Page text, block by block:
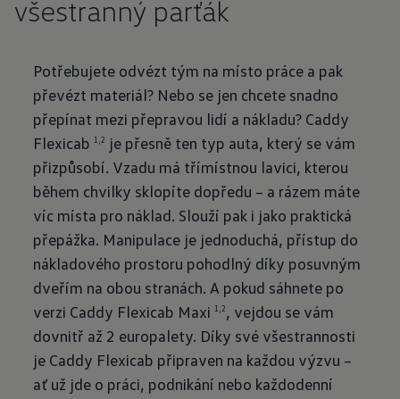
všestranný parťák
Potřebujete odvézt tým na místo práce a pak
převézt materiál? Nebo se jen chcete snadno
přepínat mezi přepravou lidí a nákladu? Caddy
Flexicab 1,2
je přesně ten typ auta, který se vám
přizpůsobí. Vzadu má třímístnou lavici, kterou
během chvilky sklopíte dopředu – a rázem máte
víc místa pro náklad. Slouží pak i jako praktická
přepážka. Manipulace je jednoduchá, přístup do
nákladového prostoru pohodlný díky posuvným
dveřím na obou stranách. A pokud sáhnete po
verzi Caddy Flexicab Maxi 1,2, vejdou se vám
dovnitř až 2 europalety. Díky své všestrannosti
je Caddy Flexicab připraven na každou výzvu –
ať už jde o práci, podnikání nebo každodenní